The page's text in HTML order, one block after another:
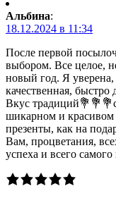
Альбина:
18.12.2024 в 11:34
После первой
выбором. Все целое,
новый год. Я
качественная,
Вкус
шикарном и красивом
презенты, как на
Вам, процветания,
успеха и всего